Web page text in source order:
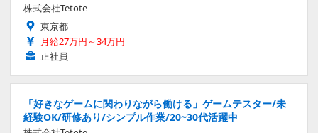
株式会社Tetote
東京都
月給27万円～34万円
正社員
「好きなゲームに関わりながら働ける」ゲームテスター/未
経験OK/研修あり/シンプル作業/20~30代活躍中